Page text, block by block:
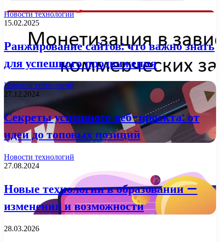
Новости технологий
15.02.2025
Ранжирование сайтов: что важно знать
для успешного продвижения
Новости технологий
27.12.2024
Секреты успешного веб-проекта: от
идеи до топовых позиций
Новости технологий
27.08.2024
Новые технологии в образовании —
изменения и возможности
28.03.2026